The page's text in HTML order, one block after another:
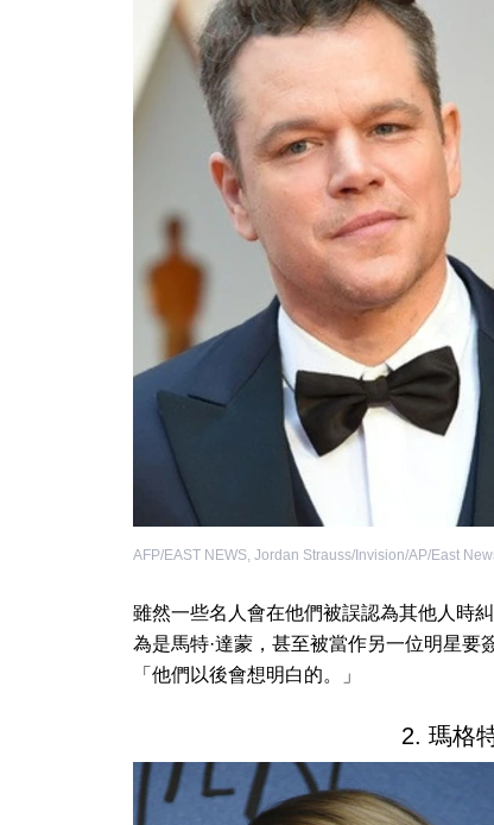
AFP/EAST NEWS, Jordan Strauss/Invision/AP/East
雖然一些名人會在他們被誤認為其他人時
為是馬特·達蒙，甚至被當作另一位明星要
「他們以後會想明白的。」
2. 瑪格